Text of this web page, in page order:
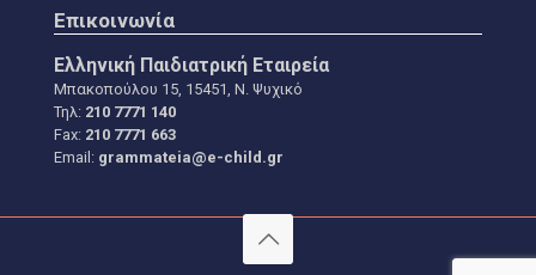
Επικοινωνία
Ελληνική Παιδιατρική Εταιρεία
Μπακοπούλου 15, 15451, Ν. Ψυχικό
Τηλ: 210 7771 140
Fax: 210 7771 663
Email: grammateia@e-child.gr